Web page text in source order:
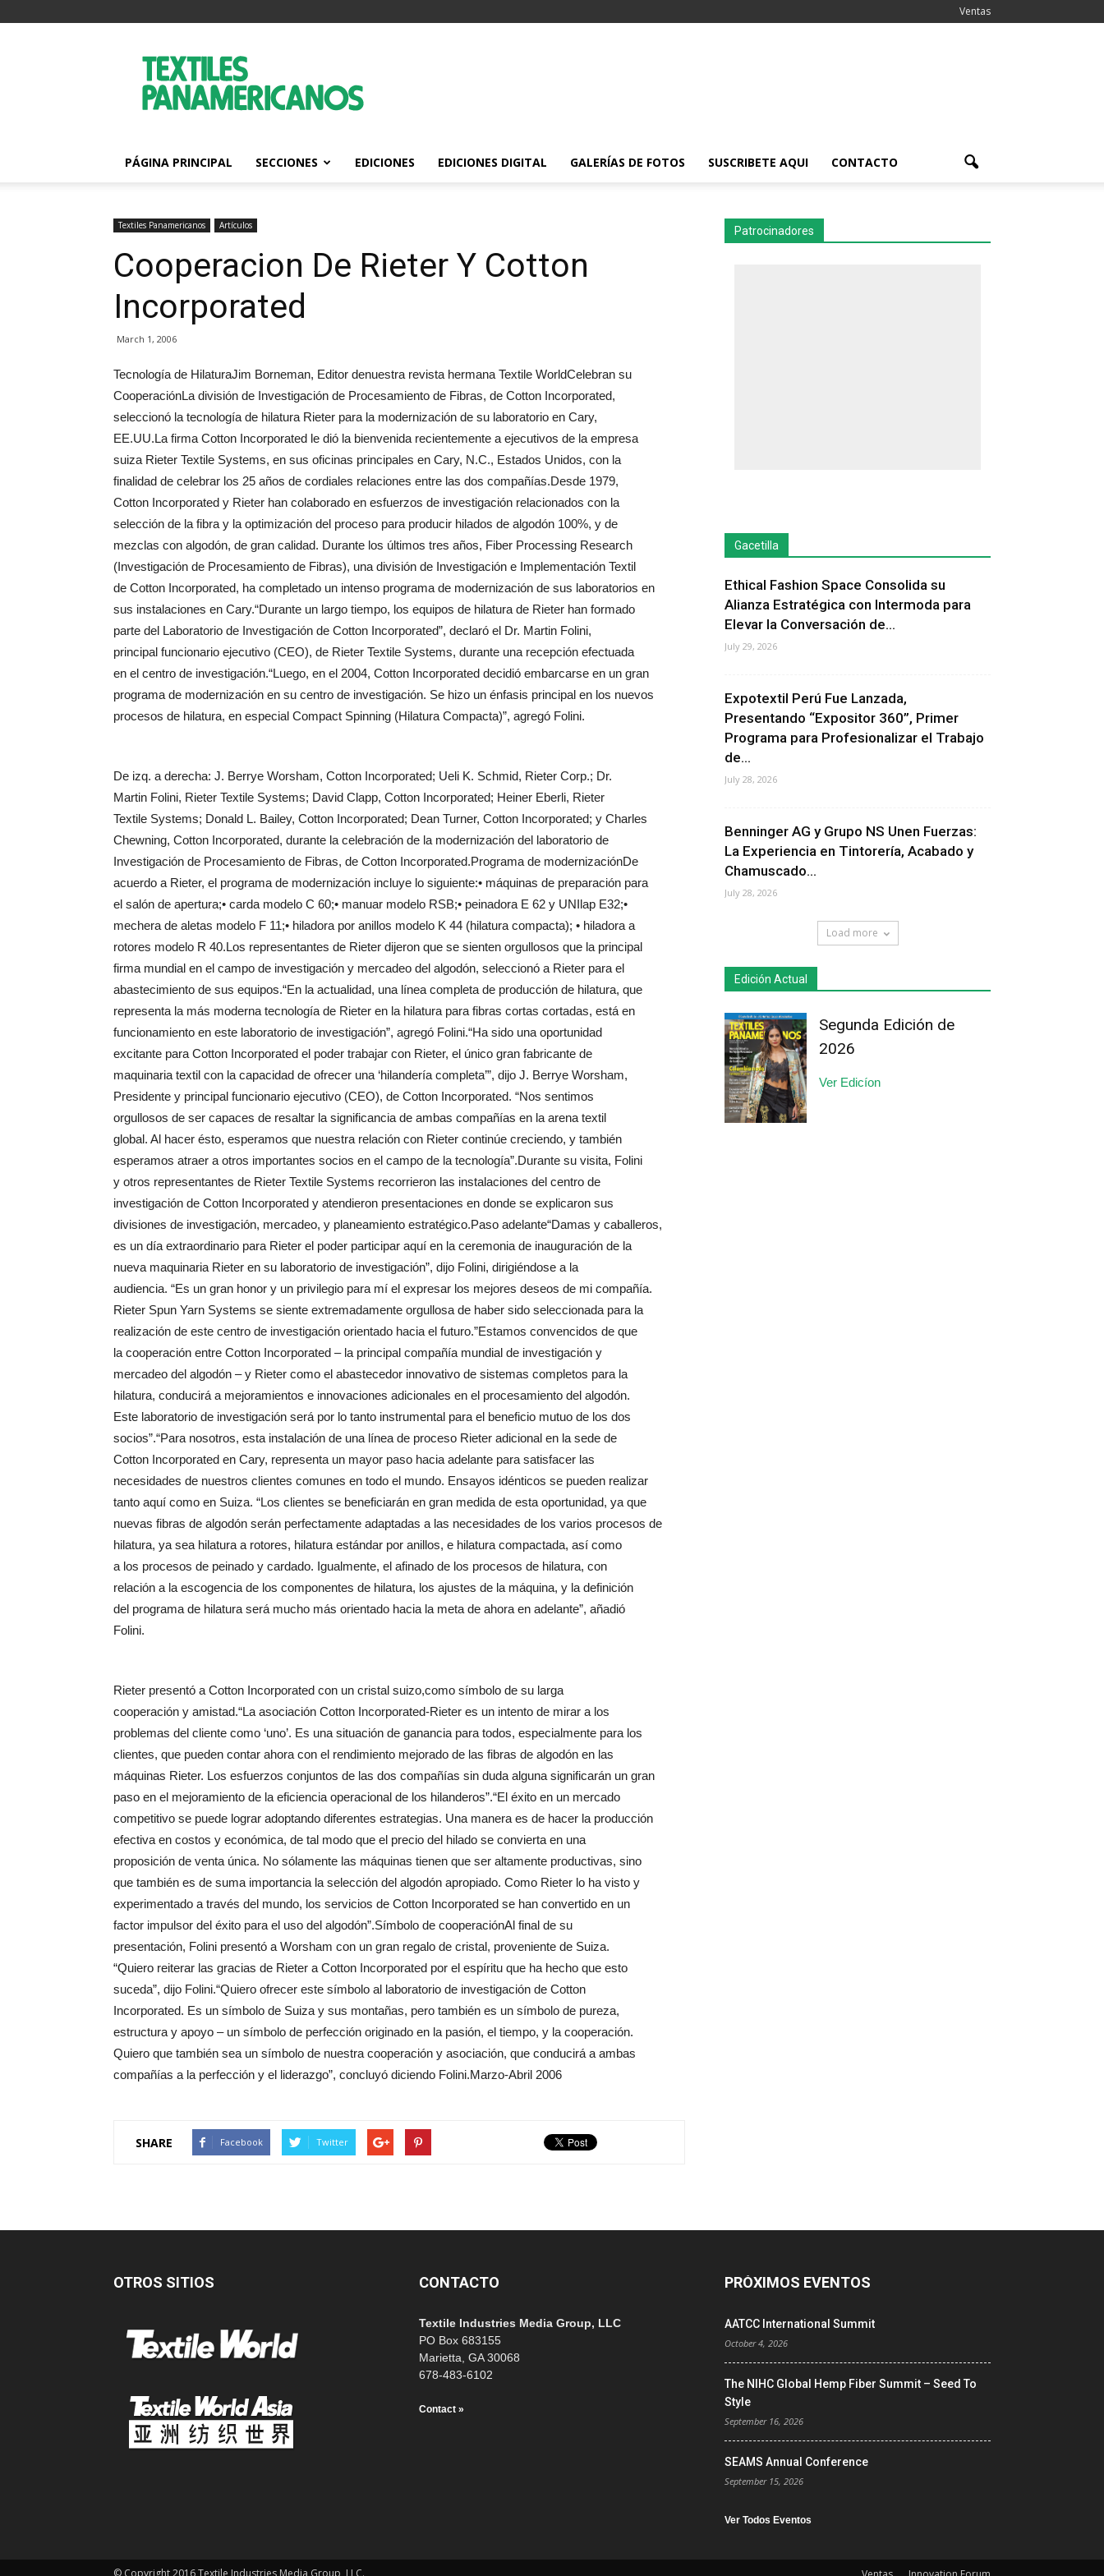
Ventas
Textiles
Panamericanos
PÁGINA PRINCIPAL SECCIONES EDICIONES EDICIONES DIGITAL GALERÍAS DE FOTOS SUSCRIBETE AQUI CONTACTO
Textiles Panamericanos Artículos
Cooperacion De Rieter Y Cotton
Incorporated
March 1, 2006
Tecnología de HilaturaJim Borneman, Editor denuestra revista hermana Textile WorldCelebran su
CooperaciónLa división de Investigación de Procesamiento de Fibras, de Cotton Incorporated,
seleccionó la tecnología de hilatura Rieter para la modernización de su laboratorio en Cary,
EE.UU.La firma Cotton Incorporated le dió la bienvenida recientemente a ejecutivos de la empresa
suiza Rieter Textile Systems, en sus oficinas principales en Cary, N.C., Estados Unidos, con la
finalidad de celebrar los 25 años de cordiales relaciones entre las dos compañías.Desde 1979,
Cotton Incorporated y Rieter han colaborado en esfuerzos de investigación relacionados con la
selección de la fibra y la optimización del proceso para producir hilados de algodón 100%, y de
mezclas con algodón, de gran calidad. Durante los últimos tres años, Fiber Processing Research
(Investigación de Procesamiento de Fibras), una división de Investigación e Implementación Textil
de Cotton Incorporated, ha completado un intenso programa de modernización de sus laboratorios en
sus instalaciones en Cary.“Durante un largo tiempo, los equipos de hilatura de Rieter han formado
parte del Laboratorio de Investigación de Cotton Incorporated”, declaró el Dr. Martin Folini,
principal funcionario ejecutivo (CEO), de Rieter Textile Systems, durante una recepción efectuada
en el centro de investigación.“Luego, en el 2004, Cotton Incorporated decidió embarcarse en un gran
programa de modernización en su centro de investigación. Se hizo un énfasis principal en los nuevos
procesos de hilatura, en especial Compact Spinning (Hilatura Compacta)”, agregó Folini.
De izq. a derecha: J. Berrye Worsham, Cotton Incorporated; Ueli K. Schmid, Rieter Corp.; Dr.
Martin Folini, Rieter Textile Systems; David Clapp, Cotton Incorporated; Heiner Eberli, Rieter
Textile Systems; Donald L. Bailey, Cotton Incorporated; Dean Turner, Cotton Incorporated; y Charles
Chewning, Cotton Incorporated, durante la celebración de la modernización del laboratorio de
Investigación de Procesamiento de Fibras, de Cotton Incorporated.Programa de modernizaciónDe
acuerdo a Rieter, el programa de modernización incluye lo siguiente:• máquinas de preparación para
el salón de apertura;• carda modelo C 60;• manuar modelo RSB;• peinadora E 62 y UNIlap E32;•
mechera de aletas modelo F 11;• hiladora por anillos modelo K 44 (hilatura compacta); • hiladora a
rotores modelo R 40.Los representantes de Rieter dijeron que se sienten orgullosos que la principal
firma mundial en el campo de investigación y mercadeo del algodón, seleccionó a Rieter para el
abastecimiento de sus equipos.“En la actualidad, una línea completa de producción de hilatura, que
representa la más moderna tecnología de Rieter en la hilatura para fibras cortas cortadas, está en
funcionamiento en este laboratorio de investigación”, agregó Folini.“Ha sido una oportunidad
excitante para Cotton Incorporated el poder trabajar con Rieter, el único gran fabricante de
maquinaria textil con la capacidad de ofrecer una ‘hilandería completa’”, dijo J. Berrye Worsham,
Presidente y principal funcionario ejecutivo (CEO), de Cotton Incorporated. “Nos sentimos
orgullosos de ser capaces de resaltar la significancia de ambas compañías en la arena textil
global. Al hacer ésto, esperamos que nuestra relación con Rieter continúe creciendo, y también
esperamos atraer a otros importantes socios en el campo de la tecnología”.Durante su visita, Folini
y otros representantes de Rieter Textile Systems recorrieron las instalaciones del centro de
investigación de Cotton Incorporated y atendieron presentaciones en donde se explicaron sus
divisiones de investigación, mercadeo, y planeamiento estratégico.Paso adelante“Damas y caballeros,
es un día extraordinario para Rieter el poder participar aquí en la ceremonia de inauguración de la
nueva maquinaria Rieter en su laboratorio de investigación”, dijo Folini, dirigiéndose a la
audiencia. “Es un gran honor y un privilegio para mí el expresar los mejores deseos de mi compañía.
Rieter Spun Yarn Systems se siente extremadamente orgullosa de haber sido seleccionada para la
realización de este centro de investigación orientado hacia el futuro.”Estamos convencidos de que
la cooperación entre Cotton Incorporated – la principal compañía mundial de investigación y
mercadeo del algodón – y Rieter como el abastecedor innovativo de sistemas completos para la
hilatura, conducirá a mejoramientos e innovaciones adicionales en el procesamiento del algodón.
Este laboratorio de investigación será por lo tanto instrumental para el beneficio mutuo de los dos
socios”.“Para nosotros, esta instalación de una línea de proceso Rieter adicional en la sede de
Cotton Incorporated en Cary, representa un mayor paso hacia adelante para satisfacer las
necesidades de nuestros clientes comunes en todo el mundo. Ensayos idénticos se pueden realizar
tanto aquí como en Suiza. “Los clientes se beneficiarán en gran medida de esta oportunidad, ya que
nuevas fibras de algodón serán perfectamente adaptadas a las necesidades de los varios procesos de
hilatura, ya sea hilatura a rotores, hilatura estándar por anillos, e hilatura compactada, así como
a los procesos de peinado y cardado. Igualmente, el afinado de los procesos de hilatura, con
relación a la escogencia de los componentes de hilatura, los ajustes de la máquina, y la definición
del programa de hilatura será mucho más orientado hacia la meta de ahora en adelante”, añadió
Folini.
Rieter presentó a Cotton Incorporated con un cristal suizo,como símbolo de su larga
cooperación y amistad.“La asociación Cotton Incorporated-Rieter es un intento de mirar a los
problemas del cliente como ‘uno’. Es una situación de ganancia para todos, especialmente para los
clientes, que pueden contar ahora con el rendimiento mejorado de las fibras de algodón en las
máquinas Rieter. Los esfuerzos conjuntos de las dos compañías sin duda alguna significarán un gran
paso en el mejoramiento de la eficiencia operacional de los hilanderos”.“El éxito en un mercado
competitivo se puede lograr adoptando diferentes estrategias. Una manera es de hacer la producción
efectiva en costos y económica, de tal modo que el precio del hilado se convierta en una
proposición de venta única. No sólamente las máquinas tienen que ser altamente productivas, sino
que también es de suma importancia la selección del algodón apropiado. Como Rieter lo ha visto y
experimentado a través del mundo, los servicios de Cotton Incorporated se han convertido en un
factor impulsor del éxito para el uso del algodón”.Símbolo de cooperaciónAl final de su
presentación, Folini presentó a Worsham con un gran regalo de cristal, proveniente de Suiza.
“Quiero reiterar las gracias de Rieter a Cotton Incorporated por el espíritu que ha hecho que esto
suceda”, dijo Folini.“Quiero ofrecer este símbolo al laboratorio de investigación de Cotton
Incorporated. Es un símbolo de Suiza y sus montañas, pero también es un símbolo de pureza,
estructura y apoyo – un símbolo de perfección originado en la pasión, el tiempo, y la cooperación.
Quiero que también sea un símbolo de nuestra cooperación y asociación, que conducirá a ambas
compañías a la perfección y el liderazgo”, concluyó diciendo Folini.Marzo-Abril 2006
SHARE Facebook Twitter
Patrocinadores
Gacetilla
Ethical Fashion Space Consolida su
Alianza Estratégica con Intermoda para
Elevar la Conversación de...
July 29, 2026
Expotextil Perú Fue Lanzada,
Presentando “Expositor 360”, Primer
Programa para Profesionalizar el Trabajo
de...
July 28, 2026
Benninger AG y Grupo NS Unen Fuerzas:
La Experiencia en Tintorería, Acabado y
Chamuscado...
July 28, 2026
Load more
Edición Actual
Segunda Edición de
2026
Ver Edicíon
OTROS SITIOS CONTACTO
Textile Industries Media Group, LLC
PO Box 683155
Marietta, GA 30068
678-483-6102
Contact »
PRÓXIMOS EVENTOS
AATCC International Summit
October 4, 2026
The NIHC Global Hemp Fiber Summit – Seed To
Style
September 16, 2026
SEAMS Annual Conference
September 15, 2026
Ver Todos Eventos
© Copyright 2016 Textile Industries Media Group, LLC.